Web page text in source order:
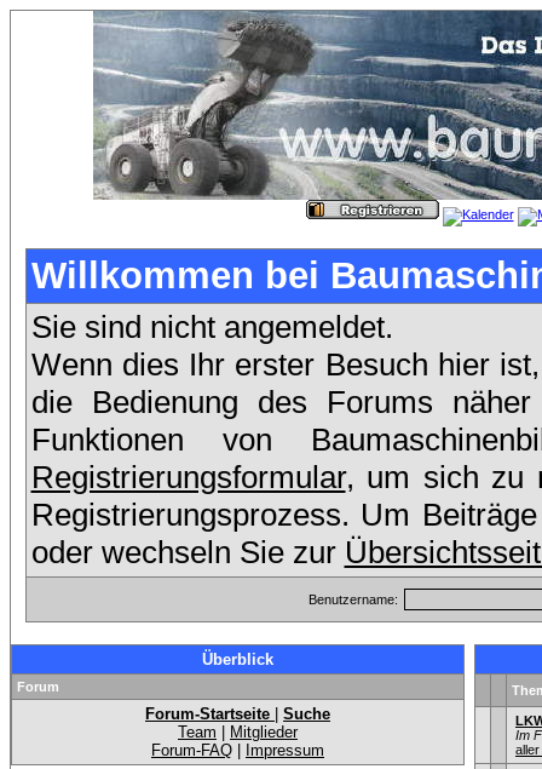
Willkommen bei
Sie sind nicht angemeldet.
Wenn dies Ihr erster Besuch hier
die Bedienung des Forums
Funktionen von
Registrierungsformular, um sich zu
Registrierungsprozess. Um
oder wechseln Sie zur
Benutzername:
Überblick
Forum
Forum-Startseite
Suche
Team
Mitglieder
Forum-FAQ
Impressum
Im
aller